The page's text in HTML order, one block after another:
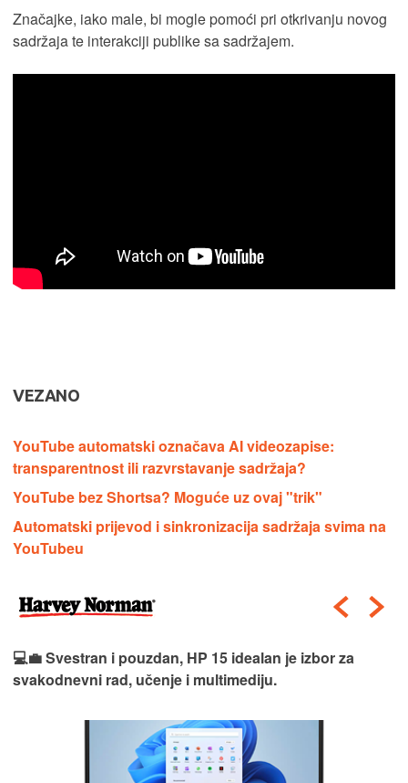
Značajke, iako male, bi mogle pomoći pri otkrivanju novog
sadržaja te interakciji publike sa sadržajem.
VEZANO
YouTube automatski označava AI videozapise:
transparentnost ili razvrstavanje sadržaja?
YouTube bez Shortsa? Moguće uz ovaj "trik"
Automatski prijevod i sinkronizacija sadržaja svima na
YouTubeu
💻💼 Svestran i pouzdan, HP 15 idealan je izbor za
svakodnevni rad, učenje i multimediju.